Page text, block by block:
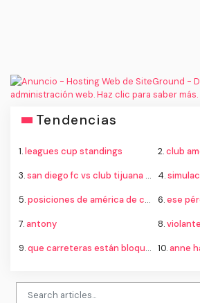
Tendencias
1.leagues cup standings 2.club
3.san diego fc vs club tijuana standings 4.
5.posiciones de américa de cali contra atlético nacional 6.ese
7.antony 8.violante
9.que carreteras están bloqueadas hoy 10.anne